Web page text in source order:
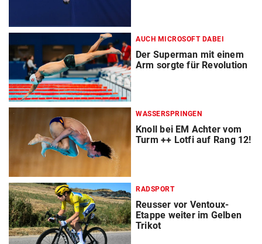
AUCH MICROSOFT DABEI
Der Superman mit einem
Arm sorgte für Revolution
WASSERSPRINGEN
Knoll bei EM Achter vom
Turm ++ Lotfi auf Rang 12!
RADSPORT
Reusser vor Ventoux-
Etappe weiter im Gelben
Trikot